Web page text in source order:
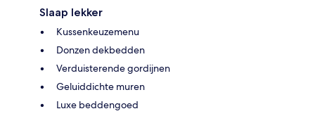
Slaap lekker
Kussenkeuzemenu
Donzen dekbedden
Verduisterende gordijnen
Geluiddichte muren
Luxe beddengoed